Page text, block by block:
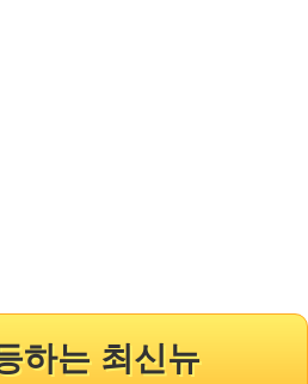
하는 최신뉴